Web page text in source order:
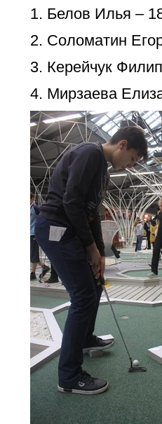
1. Белов Илья –
2. Соломатин
3. Керейчук
4. Мирзаева